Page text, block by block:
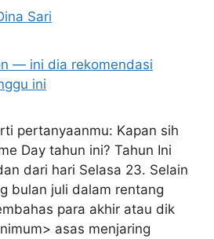
Sari
pertanyaanmu: Kapan sih
Day tahun ini? Tahun Ini
dari hari Selasa 23. Selain
bulan juli dalam rentang
para akhir atau dik
asas menjaring